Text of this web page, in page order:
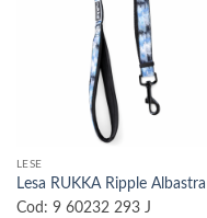
LESE
Lesa RUKKA Ripple Albastra
Cod: 9 60232 293 J